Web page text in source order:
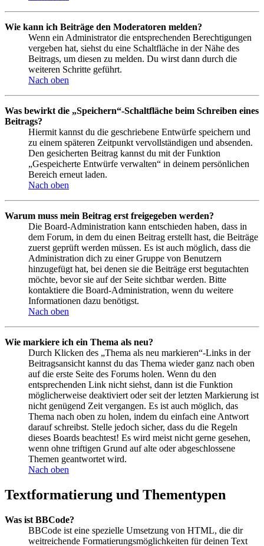
Wie kann ich Beiträge den Moderatoren melden?
Wenn ein Administrator die entsprechenden Berechtigungen
vergeben hat, siehst du eine Schaltfläche in der Nähe des
Beitrags, um diesen zu melden. Du wirst dann durch die
weiteren Schritte geführt.
Nach oben
Was bewirkt die „Speichern“-Schaltfläche beim Schreiben eines
Beitrags?
Hiermit kannst du die geschriebene Entwürfe speichern und
zu einem späteren Zeitpunkt vervollständigen und absenden.
Den gesicherten Beitrag kannst du mit der Funktion
„Gespeicherte Entwürfe verwalten“ in deinem persönlichen
Bereich erneut laden.
Nach oben
Warum muss mein Beitrag erst freigegeben werden?
Die Board-Administration kann entschieden haben, dass in
dem Forum, in dem du einen Beitrag erstellt hast, die Beiträge
zuerst geprüft werden müssen. Es ist auch möglich, dass die
Administration dich zu einer Gruppe von Benutzern
hinzugefügt hat, bei denen sie die Beiträge erst begutachten
möchte, bevor sie auf der Seite sichtbar werden. Bitte
kontaktiere die Board-Administration, wenn du weitere
Informationen dazu benötigst.
Nach oben
Wie markiere ich ein Thema als neu?
Durch Klicken des „Thema als neu markieren“-Links in der
Beitragsansicht kannst du das Thema wieder ganz nach oben
auf die erste Seite des Forums holen. Wenn du den
entsprechenden Link nicht siehst, dann ist die Funktion
möglicherweise deaktiviert oder seit der letzten Markierung ist
nicht genügend Zeit vergangen. Es ist auch möglich, das
Thema nach oben zu holen, indem du einfach eine Antwort
darauf schreibst. Stelle jedoch sicher, dass du die Regeln
dieses Boards beachtest! Es wird meist nicht gerne gesehen,
wenn ohne triftigen Grund auf alte oder abgeschlossene
Themen geantwortet wird.
Nach oben
Textformatierung und Thementypen
Was ist BBCode?
BBCode ist eine spezielle Umsetzung von HTML, die dir
weitreichende Formatierungsmöglichkeiten für deinen Text